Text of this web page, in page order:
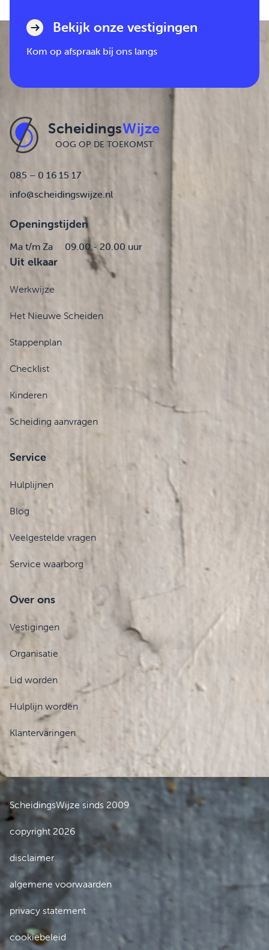
Bekijk onze vestigingen
Kom op afspraak bij ons langs
ScheidingsWijze
OOG OP DE TOEKOMST
085 – 0 16 15 17
info@scheidingswijze.nl
Openingstijden
Ma t/m Za 09.00 - 20.00 uur
Uit elkaar
Werkwijze
Het Nieuwe Scheiden
Stappenplan
Checklist
Kinderen
Scheiding aanvragen
Service
Hulplijnen
Blog
Veelgestelde vragen
Service waarborg
Over ons
Vestigingen
Organisatie
Lid worden
Hulplijn worden
Klantervaringen
ScheidingsWijze sinds 2009
copyright 2026
disclaimer
algemene voorwaarden
privacy statement
cookiebeleid